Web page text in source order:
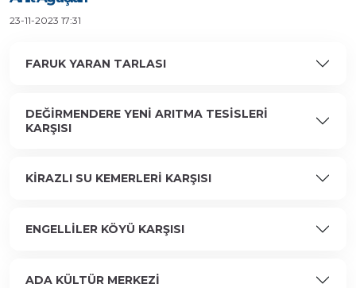
23-11-2023 17:31
FARUK YARAN TARLASI
DEĞİRMENDERE YENİ ARITMA TESİSLERİ
KARŞISI
KİRAZLI SU KEMERLERİ KARŞISI
ENGELLİLER KÖYÜ KARŞISI
ADA KÜLTÜR MERKEZİ